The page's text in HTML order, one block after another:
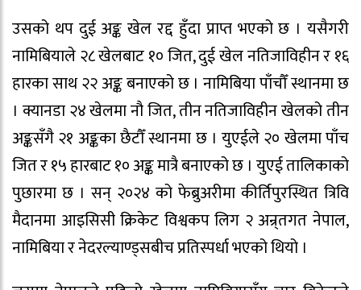
उसको थप दुई अङ्क खेल रद्द हुँदा प्राप्त भएको छ । यसैगरी
नामिबियाले २८ खेलबाट १० जित, दुई खेल नतिजाविहीन र १६
हारका साथ २२ अङ्क बनाएको छ । नामिबिया पाँचौँ स्थानमा छ
। क्यानडा २४ खेलमा नौ जित, तीन नतिजाविहीन खेलको तीन
अङ्कसँगै २१ अङ्कका छैटौँ स्थानमा छ । युएईले २० खेलमा पाँच
जित र १५ हारबाट १० अङ्क मात्रै बनाएको छ । युएई तालिकाको
पुछारमा छ । सन् २०२४ को फेब्रुअरीमा कीर्तिपुरस्थित त्रिवि
मैदानमा आइसिसी क्रिकेट विश्वकप लिग २ अन्र्तगत नेपाल,
नामिबिया र नेदरल्याण्ड्सबीच प्रतिस्पर्धा भएको थियो ।